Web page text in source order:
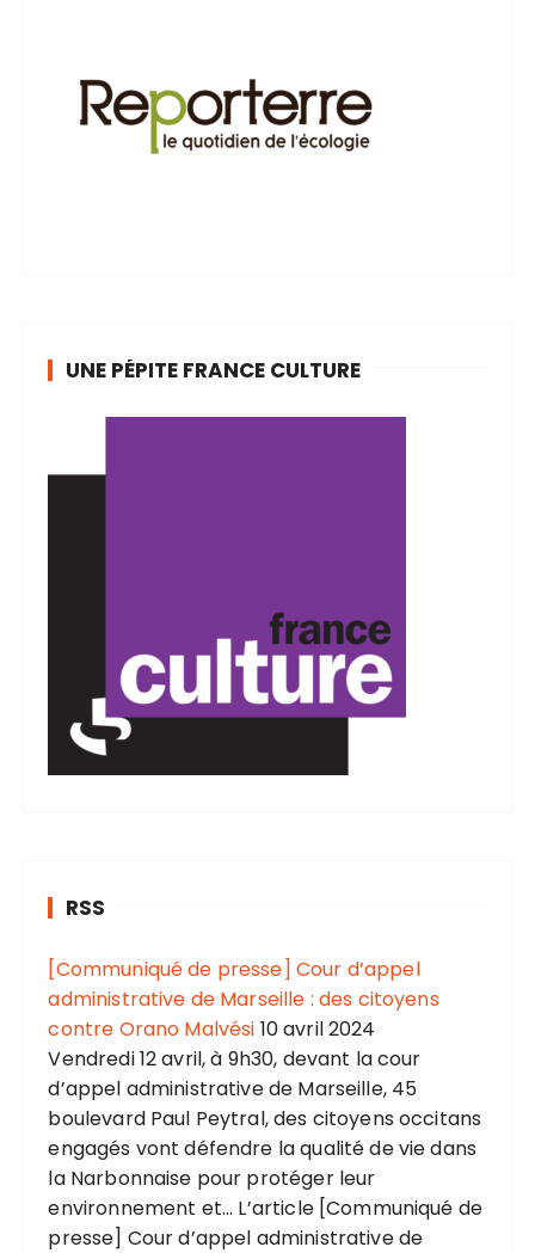
UNE PÉPITE FRANCE CULTURE
RSS
[Communiqué de presse] Cour d’appel
administrative de Marseille : des citoyens
contre Orano Malvési 10 avril 2024
Vendredi 12 avril, à 9h30, devant la cour
d’appel administrative de Marseille, 45
boulevard Paul Peytral, des citoyens occitans
engagés vont défendre la qualité de vie dans
la Narbonnaise pour protéger leur
environnement et... L’article [Communiqué de
presse] Cour d’appel administrative de